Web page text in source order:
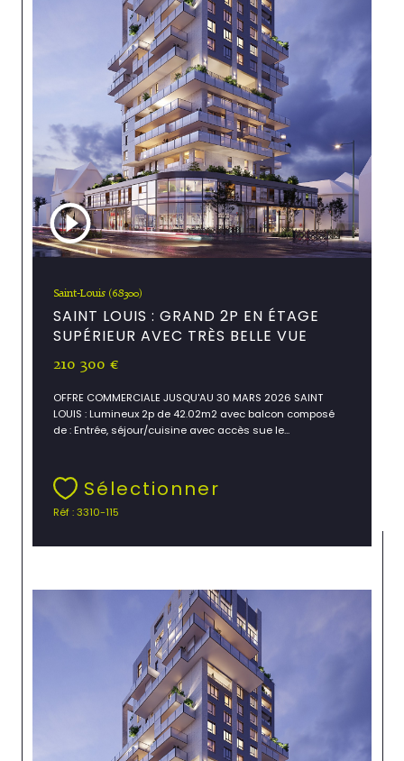
Saint-Louis (68300)
SAINT LOUIS : GRAND 2P EN ÉTAGE
SUPÉRIEUR AVEC TRÈS BELLE VUE
210 300 €
OFFRE COMMERCIALE JUSQU'AU 30 MARS 2026 SAINT
LOUIS : Lumineux 2p de 42.02m2 avec balcon composé
de : Entrée, séjour/cuisine avec accès sue le...
Sélectionner
Réf : 3310-115